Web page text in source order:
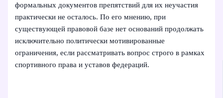
формальных документов препятствий для их неучастия
практически не осталось. По его мнению, при
существующей правовой базе нет оснований продолжать
исключительно политически мотивированные
ограничения, если рассматривать вопрос строго в рамках
спортивного права и уставов федераций.